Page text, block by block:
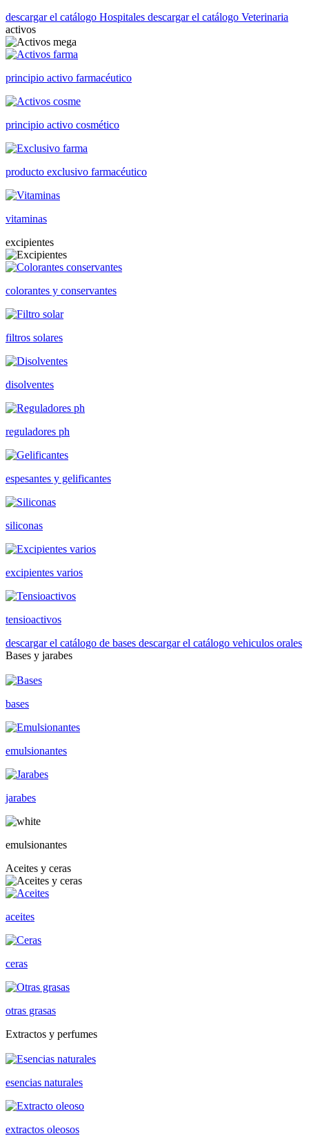
descargar el catálogo Hospitales descargar el catálogo Veterinaria
activos
principio activo farmacéutico
principio activo cosmético
producto exclusivo farmacéutico
vitaminas
excipientes
colorantes y conservantes
filtros solares
disolventes
reguladores ph
espesantes y gelificantes
siliconas
excipientes varios
tensioactivos
descargar el catálogo de bases descargar el catálogo vehiculos orales
Bases y jarabes
bases
emulsionantes
jarabes
emulsionantes
Aceites y ceras
aceites
ceras
otras grasas
Extractos y perfumes
esencias naturales
extractos oleosos